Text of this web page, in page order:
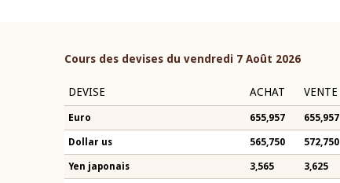
Cours des devises du vendredi 7 Août 2026
DEVISE ACHAT VENTE
Euro 655,957 655,957
Dollar us 565,750 572,750
Yen japonais 3,565 3,625